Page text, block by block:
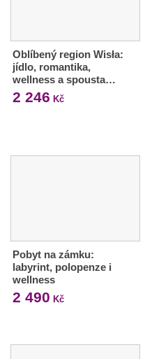
Oblíbený region Wisła:
jídlo, romantika,
wellness a spousta…
2 246 Kč
Pobyt na zámku:
labyrint, polopenze i
wellness
2 490 Kč